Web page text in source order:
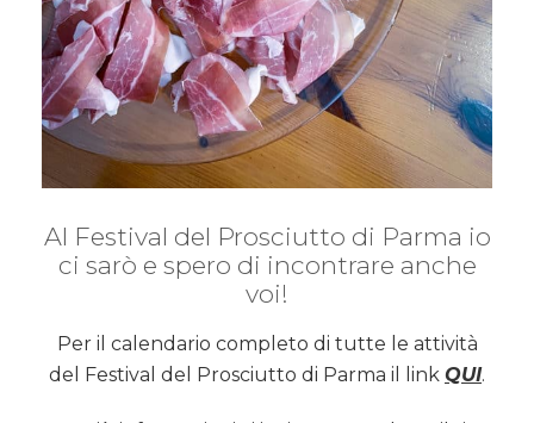
Al Festival del Prosciutto di Parma io
ci sarò e spero di incontrare anche
voi!
Per il calendario completo di tutte le attività
del Festival del Prosciutto di Parma il link QUI.